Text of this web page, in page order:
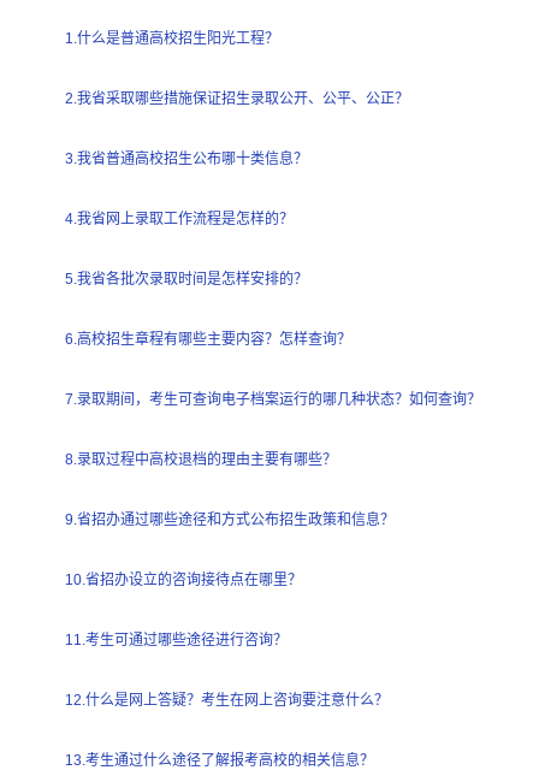
1.什么是普通高校招生阳光工程？
2.我省采取哪些措施保证招生录取公开、公平、公正？
3.我省普通高校招生公布哪十类信息？
4.我省网上录取工作流程是怎样的？
5.我省各批次录取时间是怎样安排的？
6.高校招生章程有哪些主要内容？怎样查询？
7.录取期间，考生可查询电子档案运行的哪几种状态？如何查询？
8.录取过程中高校退档的理由主要有哪些？
9.省招办通过哪些途径和方式公布招生政策和信息？
10.省招办设立的咨询接待点在哪里？
11.考生可通过哪些途径进行咨询？
12.什么是网上答疑？考生在网上咨询要注意什么？
13.考生通过什么途径了解报考高校的相关信息？